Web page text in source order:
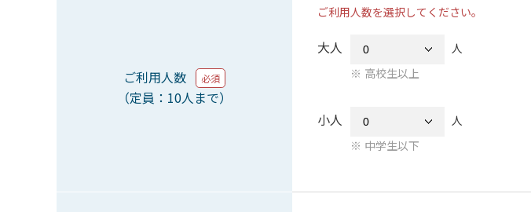
ご利用人数 必須
（定員：10人まで）
ご利用人数を選択してください。
大人
人
高校生以上
小人
人
中学生以下